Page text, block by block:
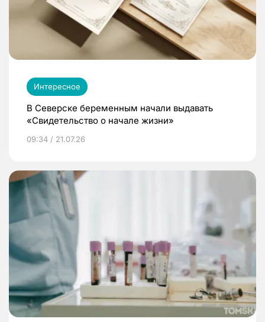
Интересное
В Северске беременным начали выдавать
«Свидетельство о начале жизни»
09:34 / 21.07.26